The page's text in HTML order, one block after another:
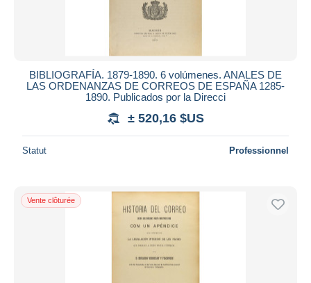
BIBLIOGRAFÍA. 1879-1890. 6 volúmenes. ANALES DE
LAS ORDENANZAS DE CORREOS DE ESPAÑA 1285-
1890. Publicados por la Direcci
± 520,16 $US
Statut Professionnel
Vente clôturée